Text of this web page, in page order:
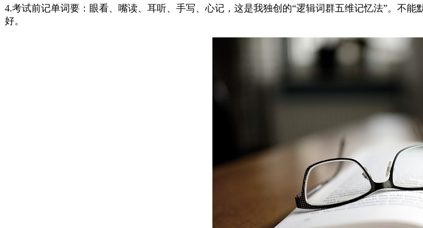
4.考试前记单词要：眼看、嘴读、耳听、手写、心记，这是我独创的“逻辑词群五维记忆法”。不
好。